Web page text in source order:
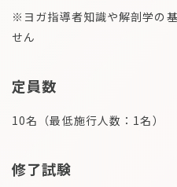
※ヨガ指導者知識や解剖学の
せん
定員数
10名（最低施行人数：1名）
修了試験